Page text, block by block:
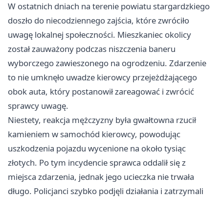
W ostatnich dniach na terenie powiatu stargardzkiego
doszło do niecodziennego zajścia, które zwróciło
uwagę lokalnej społeczności. Mieszkaniec okolicy
został zauważony podczas niszczenia baneru
wyborczego zawieszonego na ogrodzeniu. Zdarzenie
to nie umknęło uwadze kierowcy przejeżdżającego
obok auta, który postanowił zareagować i zwrócić
sprawcy uwagę.
Niestety, reakcja mężczyzny była gwałtowna rzucił
kamieniem w samochód kierowcy, powodując
uszkodzenia pojazdu wycenione na około tysiąc
złotych. Po tym incydencie sprawca oddalił się z
miejsca zdarzenia, jednak jego ucieczka nie trwała
długo. Policjanci szybko podjęli działania i zatrzymali